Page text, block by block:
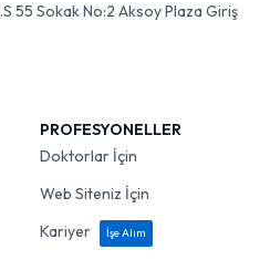
55 Sokak No:2 Aksoy Plaza Giriş
PROFESYONELLER
Doktorlar İçin
Web Siteniz İçin
Kariyer
İşe Alım